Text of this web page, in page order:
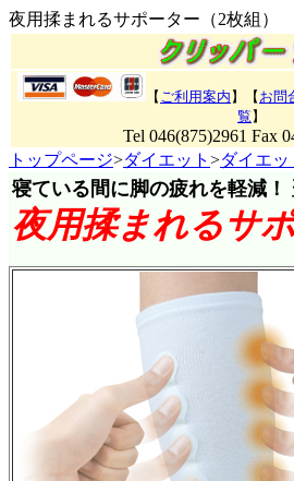
夜用揉まれるサポーター（2枚組）
【 ご利用案内 】【 お問
覧 】
Tel 046(875)2961 Fax
トップページ>ダイエット >ダイエ
寝ている間に脚の疲れを軽減
夜用揉まれるサ